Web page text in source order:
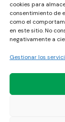
cookies para
consentimiento de
como el
en este sitio. No
negativamente a
Gestionar los
Enlaces
Política de
Política de
Aviso legal
Política